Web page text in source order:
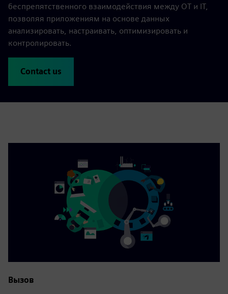
беспрепятственного взаимодействия между OT и IT,
позволяя приложениям на основе данных
анализировать, настраивать, оптимизировать и
контролировать.
Contact us
Вызов